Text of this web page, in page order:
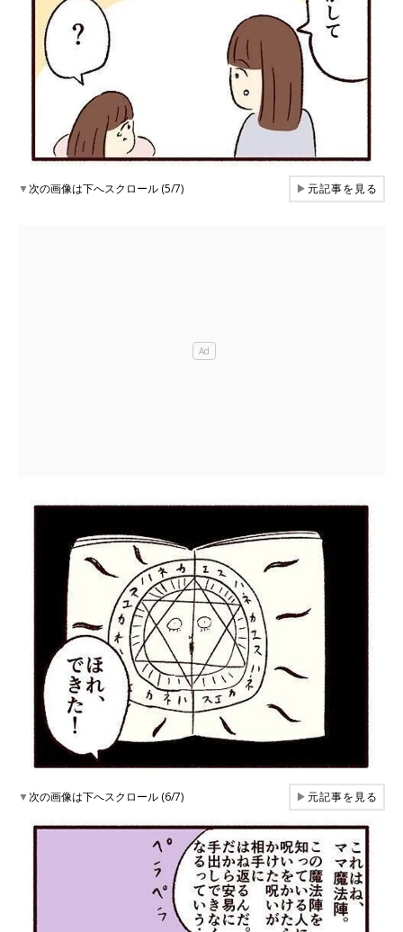
▼次の画像は下へスクロール (5/7) ▶元記事を見る
▼次の画像は下へスクロール (6/7) ▶元記事を見る